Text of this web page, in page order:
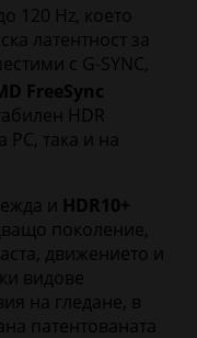
120 Hz, което
латентност за
с G-SYNC,
FreeSync
HDR
така и на
и HDR10+
поколение,
движението и
видове
на гледане, в
патентованата